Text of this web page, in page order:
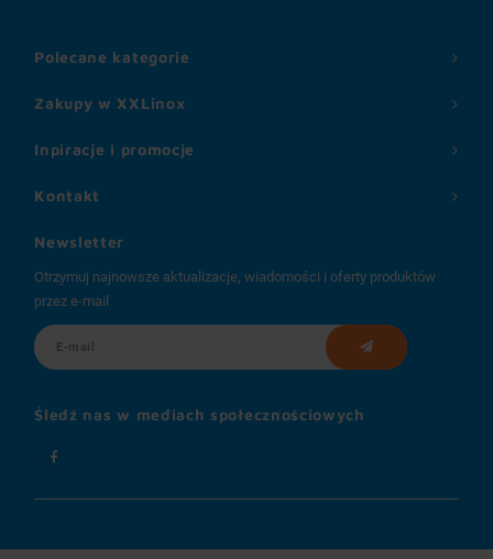
Zakupy w XXLinox
Inpiracje i promocje
Polecane kategorie
Kontakt
Newsletter
Otrzymuj najnowsze aktualizacje, wiadomości i oferty produktów
przez e-mail
Śledź nas w mediach społecznościowych